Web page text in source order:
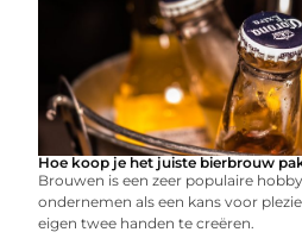
Hoe koop je het juiste bierbrouw
Brouwen is een zeer populaire
ondernemen als een kans voor
eigen twee handen te creëren.